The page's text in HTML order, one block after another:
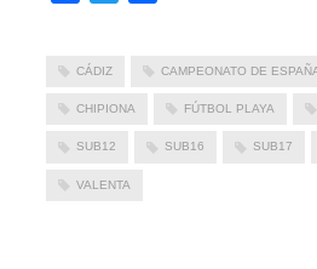
CÁDIZ CAMPEONATO DE
CHIPIONA FÚTBOL PLAYA
SUB12 SUB16 SUB17
VALENTA